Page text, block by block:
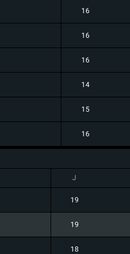
16
16
16
14
15
16
J
19
19
18